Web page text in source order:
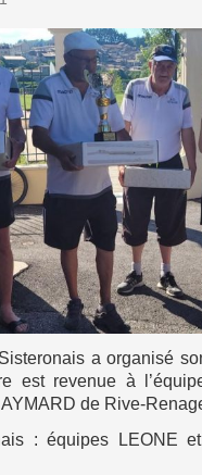
a organisé
est revenue à
de Rive-
: équipes LEONE